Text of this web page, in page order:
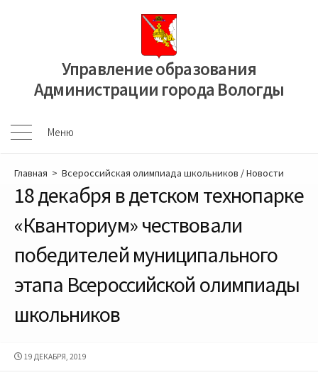
Управление образования
Администрации города Вологды
Меню
Меню
Главная > Всероссийская олимпиада школьников /Новости
18 декабря в детском технопарке
«Кванториум» чествовали
победителей муниципального
этапа Всероссийской олимпиады
школьников
ДАТА
19 ДЕКАБРЯ, 2019